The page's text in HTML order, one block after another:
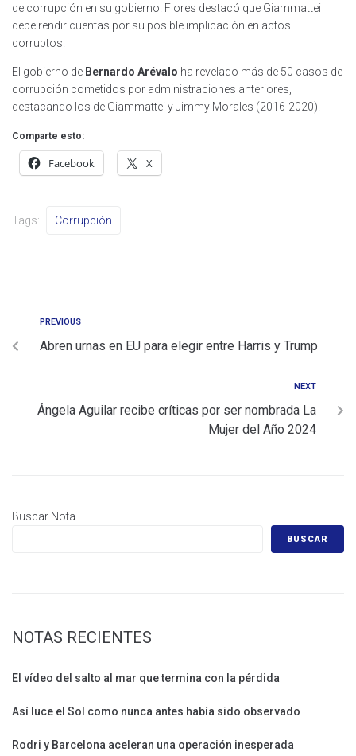
de corrupción en su gobierno. Flores destacó que Giammattei
debe rendir cuentas por su posible implicación en actos
corruptos.
El gobierno de Bernardo Arévalo ha revelado más de 50 casos de
corrupción cometidos por administraciones anteriores,
destacando los de Giammattei y Jimmy Morales (2016-2020).
Comparte esto:
Facebook X
Tags: Corrupción
PREVIOUS
Abren urnas en EU para elegir entre Harris y Trump
NEXT
Ángela Aguilar recibe críticas por ser nombrada La
Mujer del Año 2024
Buscar Nota
BUSCAR
NOTAS RECIENTES
El vídeo del salto al mar que termina con la pérdida
Así luce el Sol como nunca antes había sido observado
Rodri y Barcelona aceleran una operación inesperada